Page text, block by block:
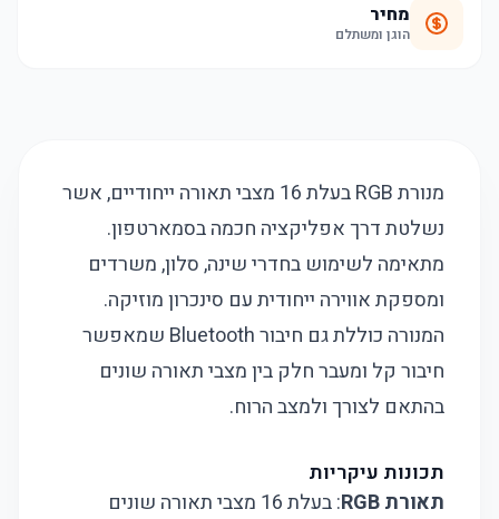
מחיר
הוגן ומשתלם
מנורת RGB בעלת 16 מצבי תאורה ייחודיים, אשר
נשלטת דרך אפליקציה חכמה בסמארטפון.
מתאימה לשימוש בחדרי שינה, סלון, משרדים
ומספקת אווירה ייחודית עם סינכרון מוזיקה.
המנורה כוללת גם חיבור Bluetooth שמאפשר
חיבור קל ומעבר חלק בין מצבי תאורה שונים
בהתאם לצורך ולמצב הרוח.
תכונות עיקריות
תאורת RGB
: בעלת 16 מצבי תאורה שונים